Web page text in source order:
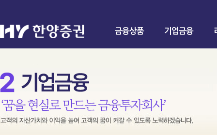
금융상품 기업금융